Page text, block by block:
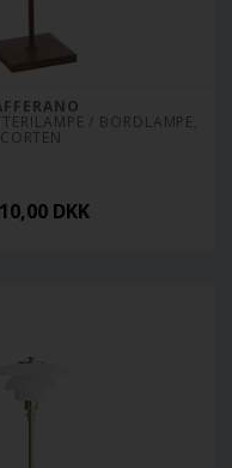
/ BORDLAMPE,
CORTEN
DKK